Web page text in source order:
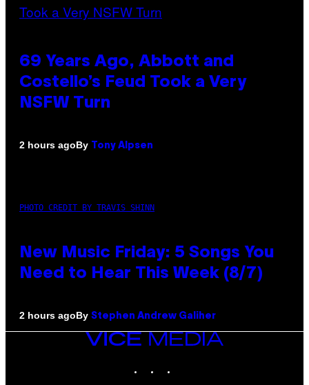
69 Years Ago, Abbott and
Costello’s Feud Took a Very
NSFW Turn
2 hours agoBy Tony Alpsen
PHOTO CREDIT BY TRAVIS SHINN
New Music Friday: 5 Songs You
Need to Hear This Week (8/7)
2 hours agoBy Stephen Andrew Galiher
VICE
MEDIA